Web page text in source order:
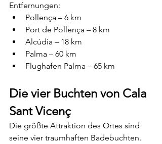
Entfernungen:
Pollença – 6 km
Port de Pollença – 8 km
Alcúdia – 18 km
Palma – 60 km
Flughafen Palma – 65 km
Die vier Buchten von Cala
Sant Vicenç
Die größte Attraktion des Ortes sind
seine vier traumhaften Badebuchten.